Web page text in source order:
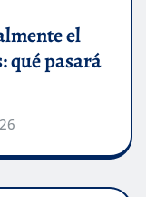
el
qué pasará